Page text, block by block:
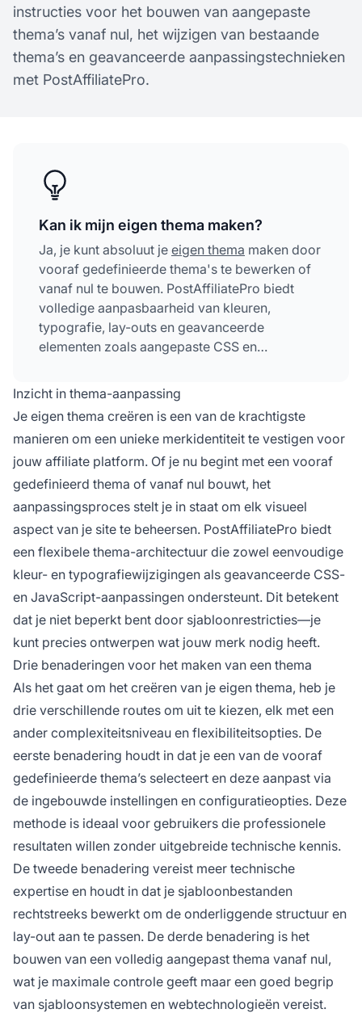
instructies voor het bouwen van aangepaste
thema’s vanaf nul, het wijzigen van bestaande
thema’s en geavanceerde aanpassingstechnieken
met PostAffiliatePro.
Kan ik mijn eigen thema maken?
Ja, je kunt absoluut je eigen thema maken door
vooraf gedefinieerde thema's te bewerken of
vanaf nul te bouwen. PostAffiliatePro biedt
volledige aanpasbaarheid van kleuren,
typografie, lay-outs en geavanceerde
elementen zoals aangepaste CSS en
Inzicht in thema-aanpassing
Je eigen thema creëren is een van de krachtigste
manieren om een unieke merkidentiteit te vestigen voor
jouw affiliate platform. Of je nu begint met een vooraf
gedefinieerd thema of vanaf nul bouwt, het
aanpassingsproces stelt je in staat om elk visueel
aspect van je site te beheersen. PostAffiliatePro biedt
een flexibele thema-architectuur die zowel eenvoudige
kleur- en typografiewijzigingen als geavanceerde CSS-
en JavaScript-aanpassingen ondersteunt. Dit betekent
dat je niet beperkt bent door sjabloonrestricties—je
kunt precies ontwerpen wat jouw merk nodig heeft.
Drie benaderingen voor het maken van een thema
Als het gaat om het creëren van je eigen thema, heb je
drie verschillende routes om uit te kiezen, elk met een
ander complexiteitsniveau en flexibiliteitsopties. De
eerste benadering houdt in dat je een van de vooraf
gedefinieerde thema’s selecteert en deze aanpast via
de ingebouwde instellingen en configuratieopties. Deze
methode is ideaal voor gebruikers die professionele
resultaten willen zonder uitgebreide technische kennis.
De tweede benadering vereist meer technische
expertise en houdt in dat je sjabloonbestanden
rechtstreeks bewerkt om de onderliggende structuur en
lay-out aan te passen. De derde benadering is het
bouwen van een volledig aangepast thema vanaf nul,
wat je maximale controle geeft maar een goed begrip
van sjabloonsystemen en webtechnologieën vereist.